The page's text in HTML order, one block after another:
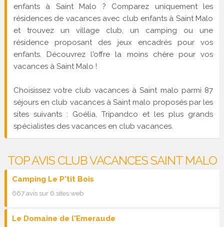
enfants à Saint Malo ? Comparez uniquement les
résidences de vacances avec club enfants à Saint Malo
et trouvez un village club, un camping ou une
résidence proposant des jeux encadrés pour vos
enfants. Découvrez l'offre la moins chère pour vos
vacances à Saint Malo !
Choisissez votre club vacances à Saint malo parmi 87
séjours en club vacances à Saint malo proposés par les
sites suivants : Goélia, Tripandco et les plus grands
spécialistes des vacances en club vacances.
TOP AVIS CLUB VACANCES SAINT MALO
Camping Le P'tit Bois
667 avis sur 6 sites web
Le Domaine de l'Emeraude